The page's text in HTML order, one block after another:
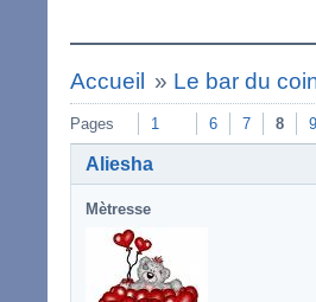
Accueil » Le bar du
Pages 1 6 7 8 9
Aliesha
Mètresse